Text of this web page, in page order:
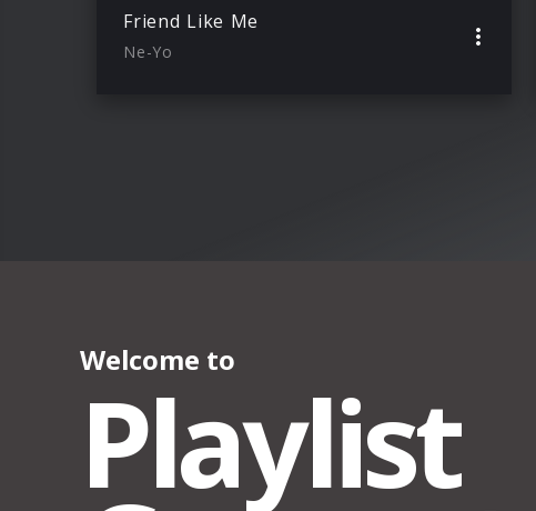
Friend Like Me
Ne-Yo